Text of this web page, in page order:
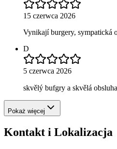
15 czerwca 2026
Vynikají burgery, sympatická
D
5 czerwca 2026
skvělý bufgry a skvělá
Pokaż więcej
Kontakt i Lokalizacja